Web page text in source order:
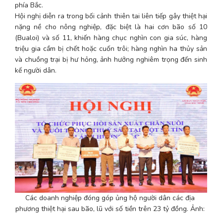
phía Bắc.
Hội nghị diễn ra trong bối cảnh thiên tai liên tiếp gây thiệt hại
nặng nề cho nông nghiệp, đặc biệt là hai cơn bão số 10
(Bualoi) và số 11, khiến hàng chục nghìn con gia súc, hàng
triệu gia cầm bị chết hoặc cuốn trôi; hàng nghìn ha thủy sản
và chuồng trại bị hư hỏng, ảnh hưởng nghiêm trọng đến sinh
kế người dân.
Các doanh nghiệp đóng góp ủng hộ người dân các địa
phương thiệt hại sau bão, lũ với số tiền trên 23 tỷ đồng. Ảnh: